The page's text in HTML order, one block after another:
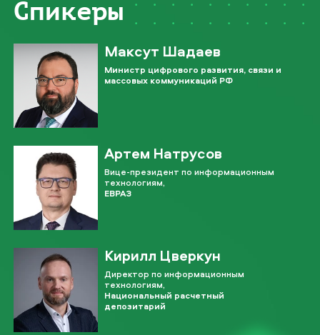
Спикеры
Максут Шадаев
Министр цифрового развития, связи и
массовых коммуникаций РФ
Артем Натрусов
Вице-президент по информационным
технологиям,
ЕВРАЗ
Кирилл Цверкун
Директор по информационным
технологиям,
Национальный расчетный
депозитарий